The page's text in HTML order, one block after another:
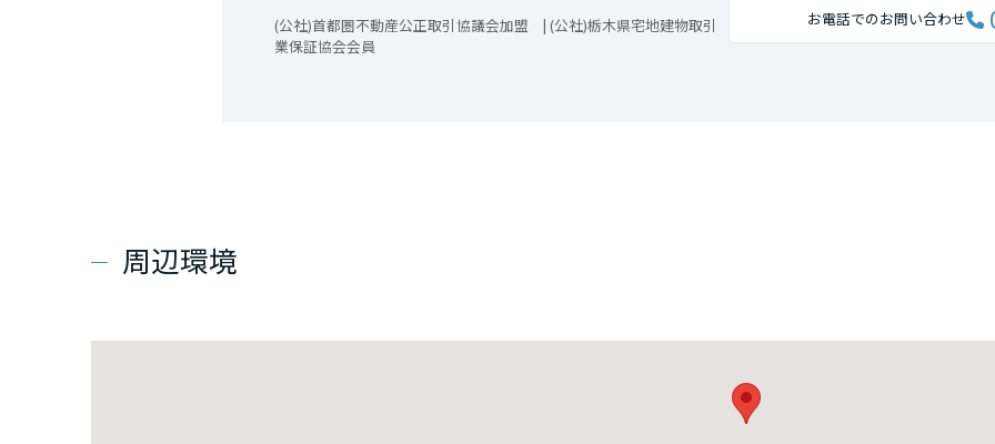
(公社)首都圏不動産公正取引協議会加盟 | (公社)栃木県宅地建物取引
業保証協会会員
お電話でのお問い合わせ
周辺環境